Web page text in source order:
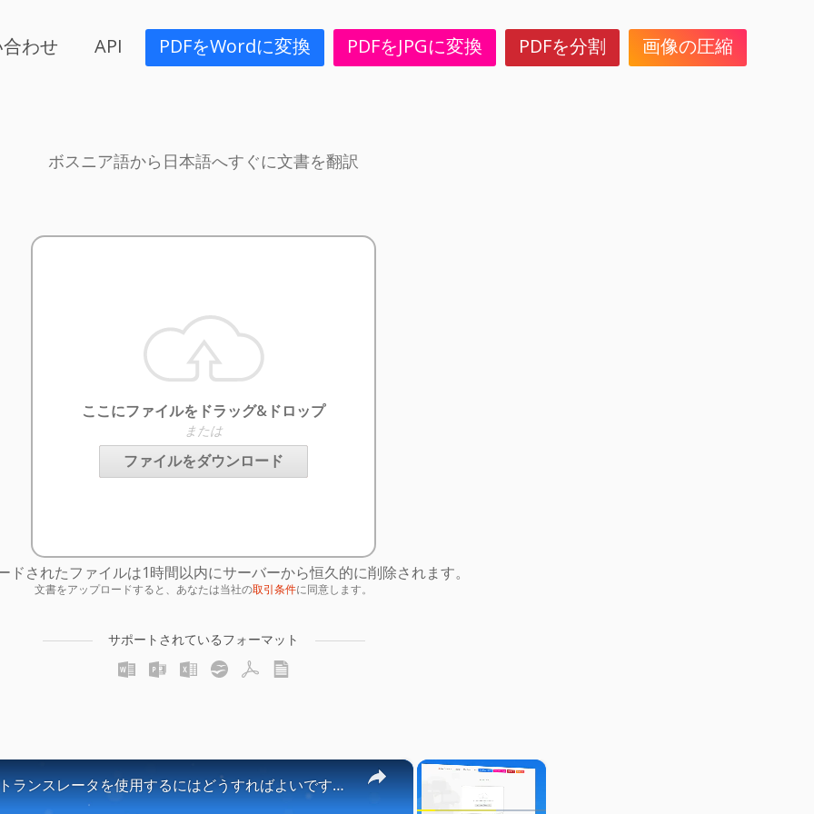
わせ API PDFをWordに変換 PDFをJPGに変換 PDFを分割 画像の圧縮
ボスニア語から日本語へすぐに文書を翻訳
ここにファイルをドラッグ&ドロップ
または
ファイルをダウンロード
ドされたファイルは1時間以内にサーバーから恒久的に削除されます。
文書をアップロードすると、あなたは当社の取引条件に同意します。
サポートされているフォーマット
×
×
ドキュメントトランスレータを使用するにはどうすればよいですか？